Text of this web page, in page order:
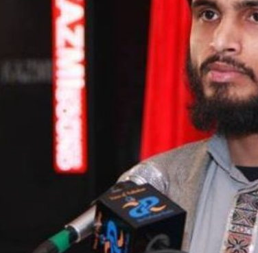
رحیم معینی کرمانشاہی، نیّر مسعود اور صبرِ
رحیم معینی کرمانشاہی کی بصری شاعری،
نیّر مسعود کا دلگ داز ترجمہ صبرِ خدا، اور
ایرانی شعری روایت کے جمالیاتی اور فکری
پہلو… ڈاکٹر ارسلان راٹھور کے اس مضمون
میں گیت، نظم، تنہائی اور تخلیق کے اسباب
پر ایک خوب صورت اور بصیرت افروز گفتگو
[…]
کے
میں
دوستی
ہنر